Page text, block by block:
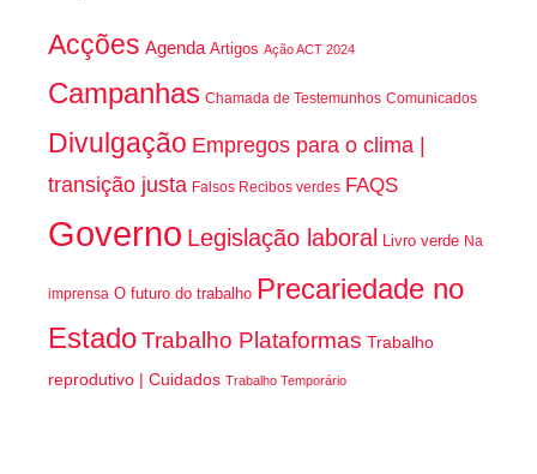
Acções Agenda Artigos Ação ACT 2024
Campanhas Chamada de Testemunhos Comunicados
Divulgação Empregos para o clima |
transição justa Falsos Recibos verdes FAQS
Governo Legislação laboral Livro verde Na
imprensa O futuro do trabalho Precariedade no
EstadoTrabalho Plataformas Trabalho
reprodutivo | Cuidados Trabalho Temporário